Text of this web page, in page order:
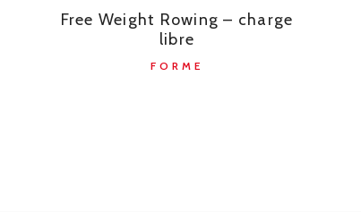
Free Weight Rowing – charge
libre
FORME